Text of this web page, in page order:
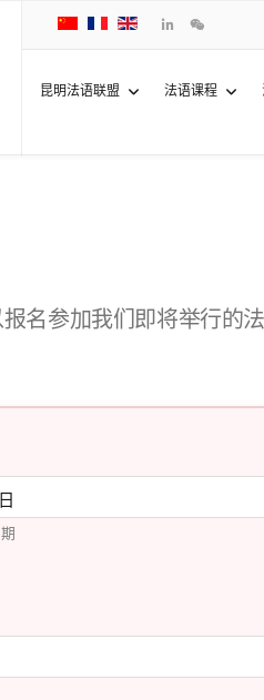
昆明法语联盟 法语课程
名参加我们即将举行的法